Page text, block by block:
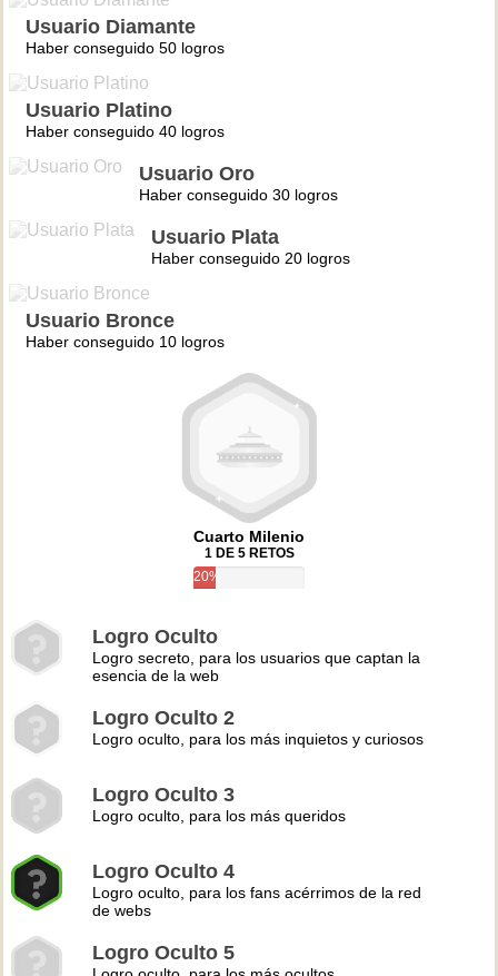
Usuario Diamante
Haber conseguido 50 logros
Usuario Platino
Haber conseguido 40 logros
Usuario Oro
Haber conseguido 30 logros
Usuario Plata
Haber conseguido 20 logros
Usuario Bronce
Haber conseguido 10 logros
Cuarto Milenio
1 DE 5 RETOS
20%
Logro Oculto
Logro secreto, para los usuarios que captan la
esencia de la web
Logro Oculto 2
Logro oculto, para los más inquietos y curiosos
Logro Oculto 3
Logro oculto, para los más queridos
Logro Oculto 4
Logro oculto, para los fans acérrimos de la red
de webs
Logro Oculto 5